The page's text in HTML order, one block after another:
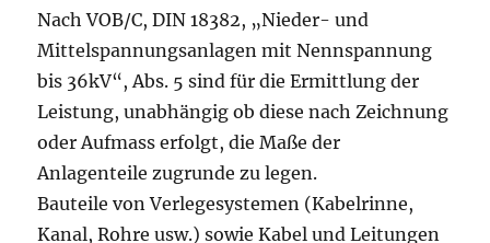
Nach VOB/C, DIN 18382, „Nieder- und
Mittelspannungsanlagen mit Nennspannung
bis 36kV“, Abs. 5 sind für die Ermittlung der
Leistung, unabhängig ob diese nach Zeichnung
oder Aufmass erfolgt, die Maße der
Anlagenteile zugrunde zu legen.
Bauteile von Verlegesystemen (Kabelrinne,
Kanal, Rohre usw.) sowie Kabel und Leitungen